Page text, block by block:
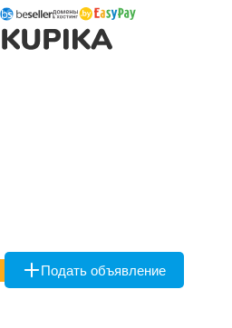
Подать объявление